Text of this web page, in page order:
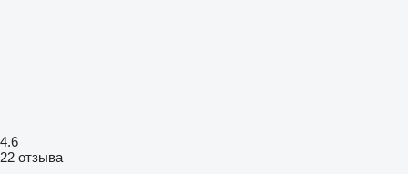
4.6
22 отзыва